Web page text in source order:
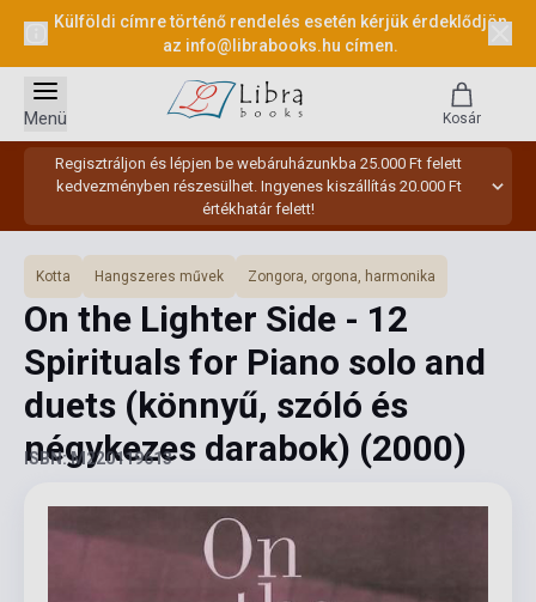
Külföldi címre történő rendelés esetén kérjük érdeklődjön
az info@librabooks.hu címen.
Regisztráljon és lépjen be webáruházunkba 25.000 Ft felett
kedvezményben részesülhet. Ingyenes kiszállítás 20.000 Ft
értékhatár felett!
Menü Kosár
Kotta Hangszeres művek Zongora, orgona, harmonika
On the Lighter Side - 12
Spirituals for Piano solo and
duets (könnyű, szóló és
négykezes darabok) (2000)
ISBN: M220119613